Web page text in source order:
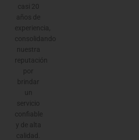
casi 20
años de
experiencia,
consolidando
nuestra
reputación
por
brindar
un
servicio
confiable
y de alta
calidad.